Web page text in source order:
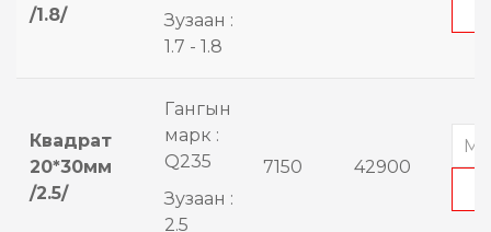
/1.8/
Зузаан :
1.7 - 1.8
Квадрат
20*30мм
/2.5/
Гангын
марк :
Q235
Зузаан :
2.5
7150 42900